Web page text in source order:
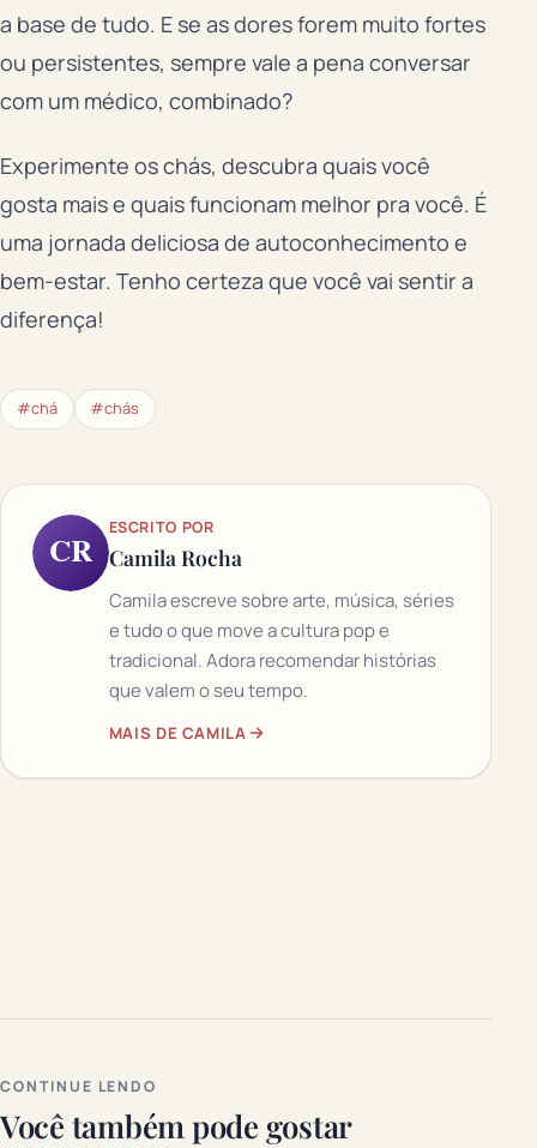
a base de tudo. E se as dores forem muito fortes
ou persistentes, sempre vale a pena conversar
com um médico, combinado?
Experimente os chás, descubra quais você
gosta mais e quais funcionam melhor pra você. É
uma jornada deliciosa de autoconhecimento e
bem-estar. Tenho certeza que você vai sentir a
diferença!
#chá #chás
CR
ESCRITO POR
Camila Rocha
Camila escreve sobre arte, música, séries
e tudo o que move a cultura pop e
tradicional. Adora recomendar histórias
que valem o seu tempo.
MAIS DE CAMILA
CONTINUE LENDO
Você também pode gostar